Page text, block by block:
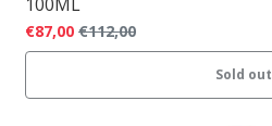
€87,00 €112,00
Sold out